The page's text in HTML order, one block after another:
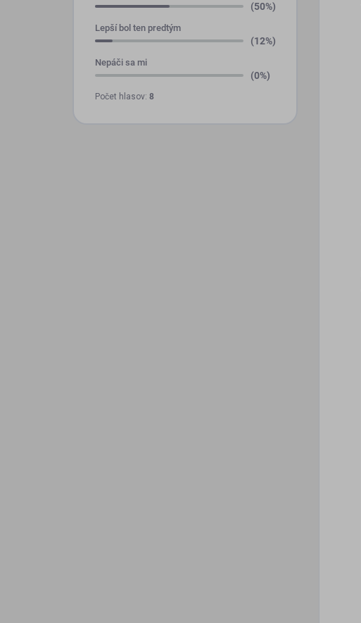
(50%)
Lepší bol ten predtým
(12%)
Nepáči sa mi
(0%)
Počet hlasov: 8